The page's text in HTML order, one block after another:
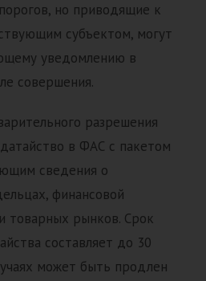
но приводящие к
субъектом, могут
уведомлению в
совершения.
разрешения
в ФАС с пакетом
сведения о
финансовой
товарных рынков. Срок
составляет до 30
может быть продлен